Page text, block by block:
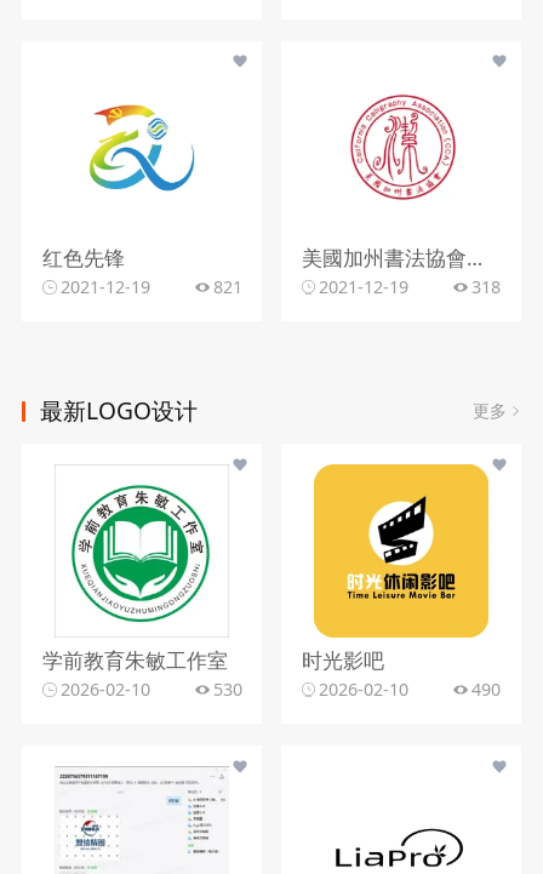
红色先锋
2021-12-19 821
美國加州書法協會红色
2021-12-19 318
最新LOGO设计 更多
学前教育朱敏工作室
2026-02-10 530
时光影吧
2026-02-10 490